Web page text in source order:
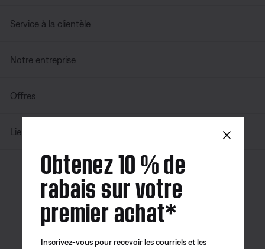
Service à la clientèle
Notre entreprise
Offres
Liens supplémentaires
| Français
×
Obtenez 10 % de
rabais sur votre
premier achat*
Inscrivez-vous pour recevoir les courriels et les